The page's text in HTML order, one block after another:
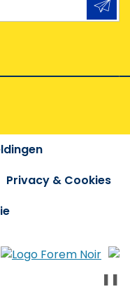
Privacy & Cookies
❚❚